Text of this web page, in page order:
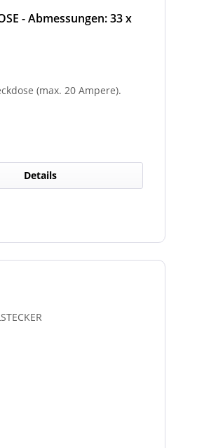
- Abmessungen: 33 x
(max. 20 Ampere).
Details